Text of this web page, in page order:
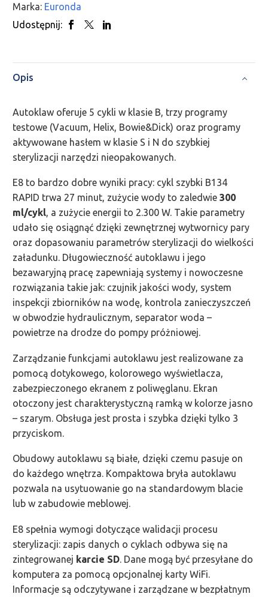
Marka: Euronda
Udostępnij:
Opis
Autoklaw oferuje 5 cykli w klasie B, trzy programy
testowe (Vacuum, Helix, Bowie&Dick) oraz programy
aktywowane hasłem w klasie S i N do szybkiej
sterylizacji narzędzi nieopakowanych.
E8 to bardzo dobre wyniki pracy: cykl szybki B134
RAPID trwa 27 minut, zużycie wody to zaledwie 300
ml/cykl, a zużycie energii to 2.300 W. Takie parametry
udało się osiągnąć dzięki zewnętrznej wytwornicy pary
oraz dopasowaniu parametrów sterylizacji do wielkości
załadunku. Długowieczność autoklawu i jego
bezawaryjną pracę zapewniają systemy i nowoczesne
rozwiązania takie jak: czujnik jakości wody, system
inspekcji zbiorników na wodę, kontrola zanieczyszczeń
w obwodzie hydraulicznym, separator woda –
powietrze na drodze do pompy próżniowej.
Zarządzanie funkcjami autoklawu jest realizowane za
pomocą dotykowego, kolorowego wyświetlacza,
zabezpieczonego ekranem z poliwęglanu. Ekran
otoczony jest charakterystyczną ramką w kolorze jasno
– szarym. Obsługa jest prosta i szybka dzięki tylko 3
przyciskom.
Obudowy autoklawu są białe, dzięki czemu pasuje on
do każdego wnętrza. Kompaktowa bryła autoklawu
pozwala na usytuowanie go na standardowym blacie
lub w zabudowie meblowej.
E8 spełnia wymogi dotyczące walidacji procesu
sterylizacji: zapis danych o cyklach odbywa się na
zintegrowanej karcie SD. Dane mogą być przesyłane do
komputera za pomocą opcjonalnej karty WiFi.
Informacje są odczytywane i zarządzane w bezpłatnym